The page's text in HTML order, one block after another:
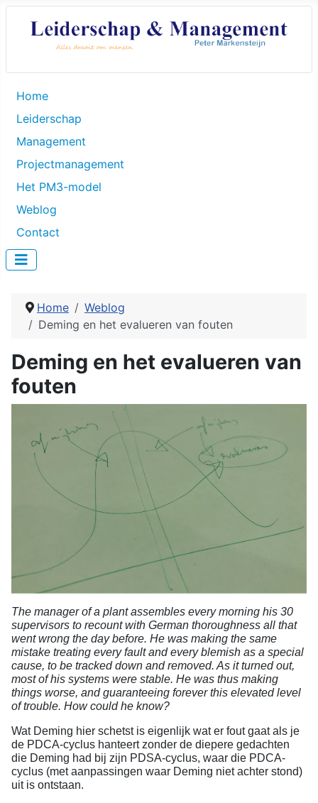
Home
Leiderschap
Management
Projectmanagement
Het PM3-model
Weblog
Contact
Home
Weblog
Deming en het evalueren van fouten
Deming en het evalueren van
fouten
The manager of a plant assembles every morning his 30
supervisors to recount with German thoroughness all that
went wrong the day before. He was making the same
mistake treating every fault and every blemish as a special
cause, to be tracked down and removed. As it turned out,
most of his systems were stable. He was thus making
things worse, and guaranteeing forever this elevated level
of trouble. How could he know?
Wat Deming hier schetst is eigenlijk wat er fout gaat als je
de PDCA-cyclus hanteert zonder de diepere gedachten
die Deming had bij zijn PDSA-cyclus, waar die PDCA-
cyclus (met aanpassingen waar Deming niet achter stond)
uit is ontstaan.